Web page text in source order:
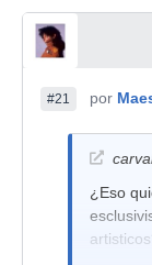
#21 por
¿Eso